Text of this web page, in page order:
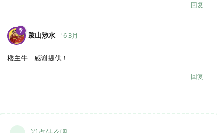
回复
跋山涉水 16 3月
楼主牛，感谢提供！
回复